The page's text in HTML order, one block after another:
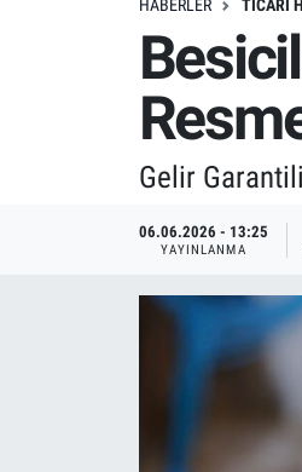
HABERLER TICARI
Gelir
06.06.2026 - 13:25
YAYINLANMA